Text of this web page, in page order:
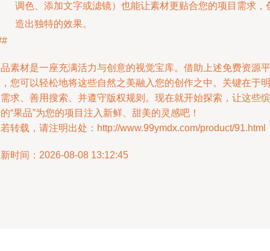
调色、添加文字或滤镜）也能让素材更贴合您的项目需求，
造出独特的效果。
素材是一座充满活力与创意的视觉宝库。借助上述免费资源平
您可以轻松地将这些自然之美融入您的创作之中。关键在于明
求、善用搜索、并遵守版权规则。现在就开始探索，让这些缤
“果品”为您的项目注入新鲜、甜美的灵感吧！
转载，请注明出处：http://www.99ymdx.com/product/91.html
时间：2026-08-08 13:12:45